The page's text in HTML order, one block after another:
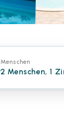
Menschen
2 Menschen, 1